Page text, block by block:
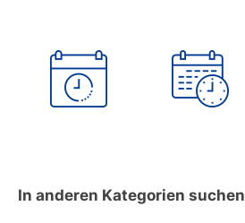
In anderen Kategorien suchen